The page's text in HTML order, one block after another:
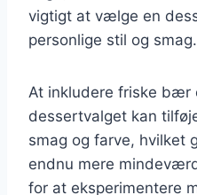
vigtigt at vælge en
personlige stil og smag.
At inkludere friske bær
dessertvalget kan
smag og farve, hvilket
endnu mere
for at eksperimentere